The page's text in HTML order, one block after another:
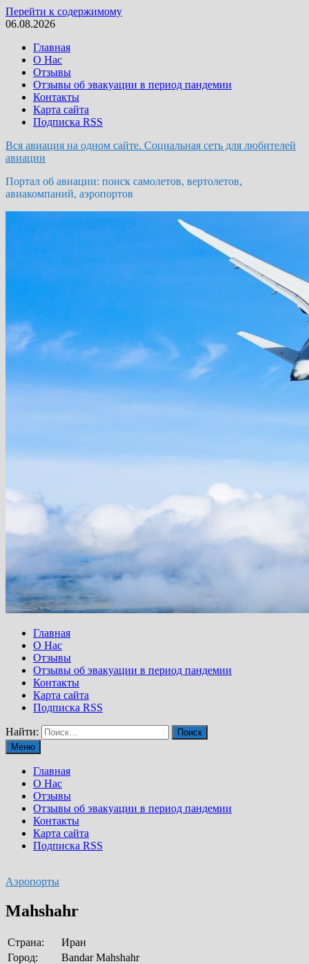
Перейти к содержимому
06.08.2026
Главная
О Нас
Отзывы
Отзывы об эвакуации в период пандемии
Контакты
Карта сайта
Подписка RSS
Вся авиация на одном сайте. Социальная сеть для любителей
авиации
Портал об авиации: поиск самолетов, вертолетов,
авиакомпаний, аэропортов
Главная
О Нас
Отзывы
Отзывы об эвакуации в период пандемии
Контакты
Карта сайта
Подписка RSS
Найти:
Меню
Главная
О Нас
Отзывы
Отзывы об эвакуации в период пандемии
Контакты
Карта сайта
Подписка RSS
Аэропорты
Mahshahr
Страна:
Иран
Город:
Bandar Mahshahr